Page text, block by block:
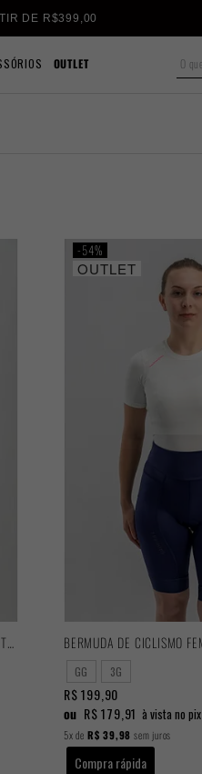
DE R$399,00
OUTLET
BERMUDA DE CICLISMO MASCULINA TRAINING TURQUESA 2025
OUTLET
54%
GG 3G
R$ 199,90
ou R$ 179,91 à vista no pix
5xde R$ 39,98 sem juros
Compra rápida